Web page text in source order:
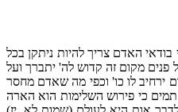
האדם צריך להיות ניתקן בכל
מקום זה קדוש לה' יתברך ועל
ירחיב לו כו' וכפי מה שאדם מחסר
כי פירוש השלימות הוא הארה